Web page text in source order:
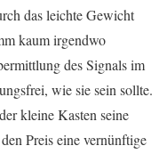
das leichte Gewicht
kaum irgendwo
des Signals im
wie sie sein sollte.
kleine Kasten seine
Preis eine vernünftige